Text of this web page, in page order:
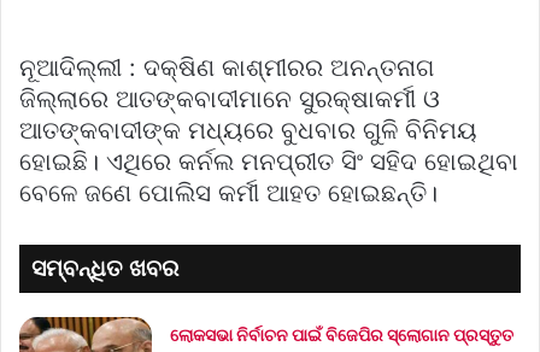
ନୂଆଦିଲ୍ଲୀ : ଦକ୍ଷିଣ କାଶ୍ମୀରର ଅନନ୍ତନାଗ
ଜିଲ୍ଲାରେ ଆତଙ୍କବାଦୀମାନେ ସୁରକ୍ଷାକର୍ମୀ ଓ
ଆତଙ୍କବାଦୀଙ୍କ ମଧ୍ୟରେ ବୁଧବାର ଗୁଳି ବିନିମୟ
ହୋଇଛି। ଏଥିରେ କର୍ନଲ ମନପ୍ରୀତ ସିଂ ସହିଦ ହୋଇଥିବା
ବେଳେ ଜଣେ ପୋଲିସ କର୍ମୀ ଆହତ ହୋଇଛନ୍ତି।
ସମ୍ବନ୍ଧିତ ଖବର
ଲୋକସଭା ନିର୍ବାଚନ ପାଇଁ ବିଜେପିର ସ୍ଲୋଗାନ ପ୍ରସ୍ତୁତ